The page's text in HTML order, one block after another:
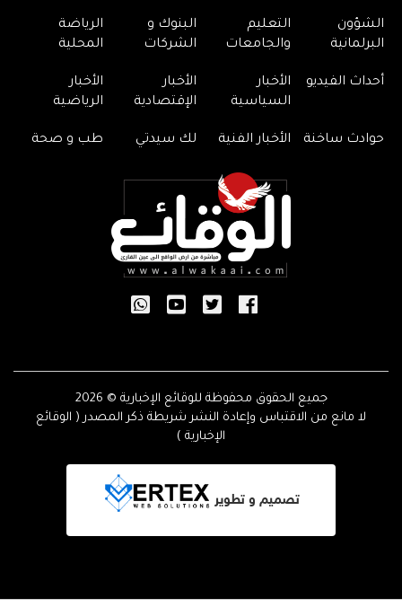
الشؤون
البرلمانية
التعليم
والجامعات
البنوك و
الشركات
الرياضة
المحلية
أحداث الفيديو
الأخبار
السياسية
الأخبار
الإقتصادية
الأخبار
الرياضية
حوادث ساخنة الأخبار الفنية لك سيدتي طب و صحة
جميع الحقوق محفوظة للوقائع الإخبارية © 2026
لا مانع من الاقتباس وإعادة النشر شريطة ذكر المصدر ( الوقائع
الإخبارية )
تصميم و تطوير